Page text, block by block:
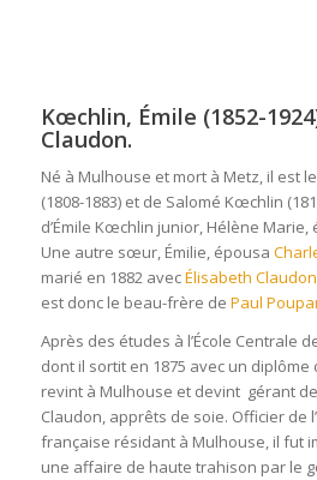
Kœchlin, Émile (1852-
Claudon.
Né à Mulhouse et mort à Metz, il est
(1808-1883) et de Salomé Kœchlin
d’Émile Kœchlin junior, Hélène Marie,
Une autre sœur, Émilie, épousa
marié en 1882 avecÉlisabeth Claudon
est donc le beau-frère de Paul
Après des études à l’École Centrale
dont il sortit en 1875 avec un diplôme
revint à Mulhouse et devint gérant
Claudon, apprêts de soie. Officier de
française résidant à Mulhouse, il fut
une affaire de haute trahison par le